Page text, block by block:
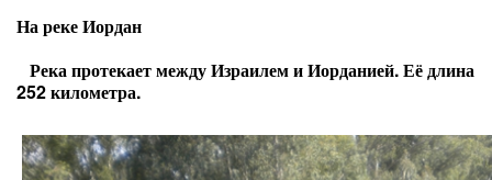
На реке Иордан
Река протекает между Израилем и Иорданией. Её длина
252 километра.